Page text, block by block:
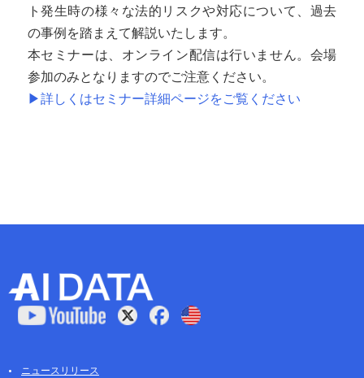
ト発生時の様々な法的リスクや対応について、過去
の事例を踏まえて解説いたします。
本セミナーは、オンライン配信は行いません。会場
参加のみとなりますのでご注意ください。
▶詳しくはセミナー詳細ページをご覧ください
ニュースリリース